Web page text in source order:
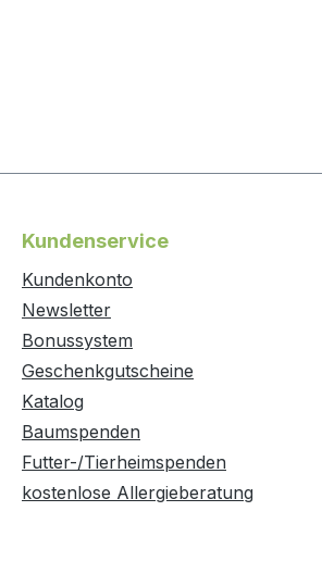
Kundenservice
Kundenkonto
Newsletter
Bonussystem
Geschenkgutscheine
Katalog
Baumspenden
Futter-/Tierheimspenden
kostenlose Allergieberatung